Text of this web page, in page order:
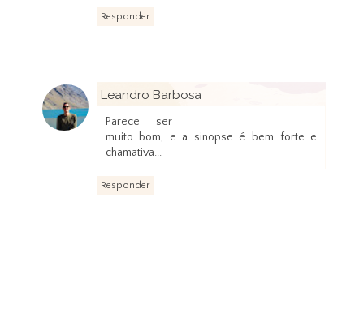
Responder
Leandro Barbosa
Parece ser
muito bom, e a sinopse é bem forte e
chamativa...
Responder